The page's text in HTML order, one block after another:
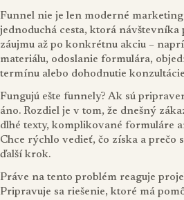
Funnel nie je len moderné
jednoduchá cesta, ktorá návštevníka
záujmu až po konkrétnu akciu –
materiálu, odoslanie formulára,
termínu alebo dohodnutie
Fungujú ešte funnely? Ak sú
áno. Rozdiel je v tom, že dnešný
dlhé texty, komplikované formuláre
Chce rýchlo vedieť, čo získa a prečo
ďalší krok.
Práve na tento problém reaguje
Pripravuje sa riešenie, ktoré má